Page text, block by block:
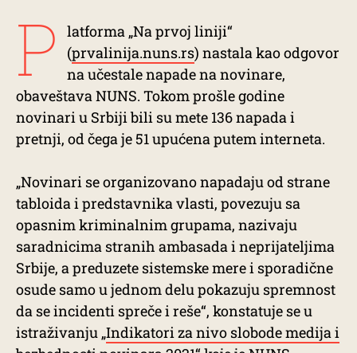
P
latforma „Na prvoj liniji“
(prvalinija.nuns.rs) nastala kao odgovor
na učestale napade na novinare,
obaveštava NUNS. Tokom prošle godine
novinari u Srbiji bili su mete 136 napada i
pretnji, od čega je 51 upućena putem interneta.
„Novinari se organizovano napadaju od strane
tabloida i predstavnika vlasti, povezuju sa
opasnim kriminalnim grupama, nazivaju
saradnicima stranih ambasada i neprijateljima
Srbije, a preduzete sistemske mere i sporadične
osude samo u jednom delu pokazuju spremnost
da se incidenti spreče i reše“, konstatuje se u
istraživanju „Indikatori za nivo slobode medija i